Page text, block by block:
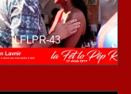
LFLPR-43